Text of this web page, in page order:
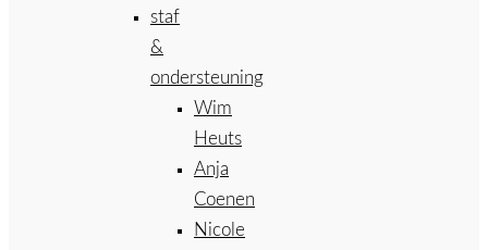
staf
&
ondersteuning
Wim
Heuts
Anja
Coenen
Nicole